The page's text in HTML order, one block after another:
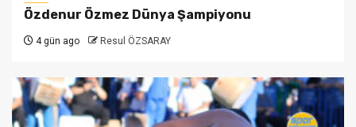
Özdenur Özmez Dünya Şampiyonu
4 gün ago Resul ÖZSARAY